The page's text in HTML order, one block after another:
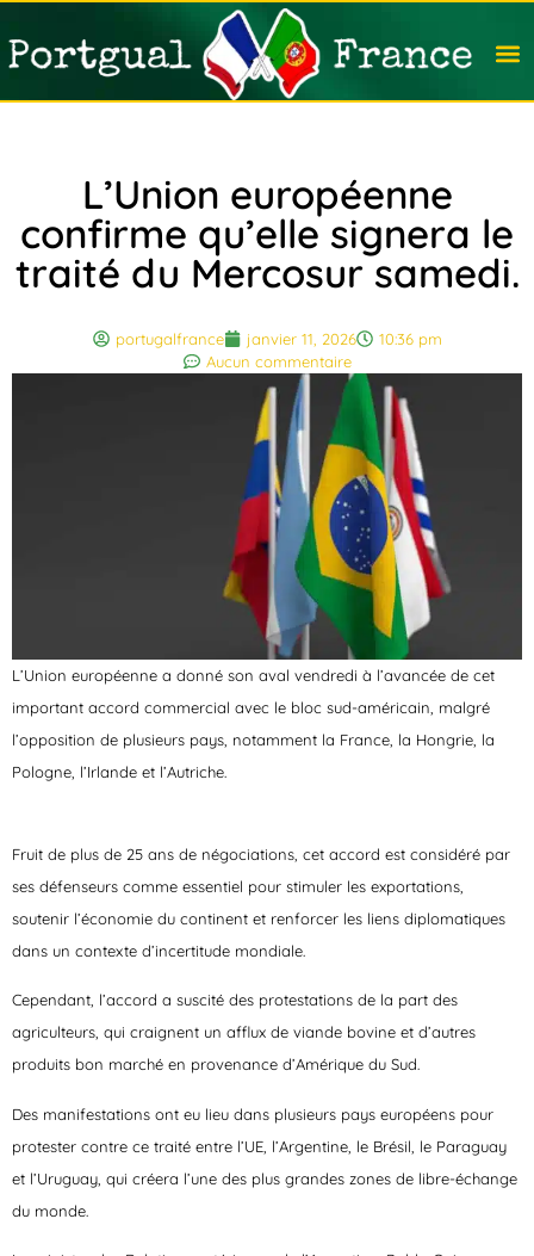
L’Union européenne
confirme qu’elle signera le
traité du Mercosur samedi.
portugalfrance janvier 11, 2026
10:36 pm
Aucun commentaire
L’Union européenne a donné son aval vendredi à l’avancée de cet
important accord commercial avec le bloc sud-américain, malgré
l’opposition de plusieurs pays, notamment la France, la Hongrie, la
Pologne, l’Irlande et l’Autriche.
Fruit de plus de 25 ans de négociations, cet accord est considéré par
ses défenseurs comme essentiel pour stimuler les exportations,
soutenir l’économie du continent et renforcer les liens diplomatiques
dans un contexte d’incertitude mondiale.
Cependant, l’accord a suscité des protestations de la part des
agriculteurs, qui craignent un afflux de viande bovine et d’autres
produits bon marché en provenance d’Amérique du Sud.
Des manifestations ont eu lieu dans plusieurs pays européens pour
protester contre ce traité entre l’UE, l’Argentine, le Brésil, le Paraguay
et l’Uruguay, qui créera l’une des plus grandes zones de libre-échange
du monde.